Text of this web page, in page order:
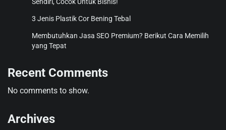
Sendiri, Cocok Untuk Bisnis!
3 Jenis Plastik Cor Bening Tebal
Membutuhkan Jasa SEO Premium? Berikut Cara Memilih
yang Tepat
Recent Comments
No comments to show.
Archives